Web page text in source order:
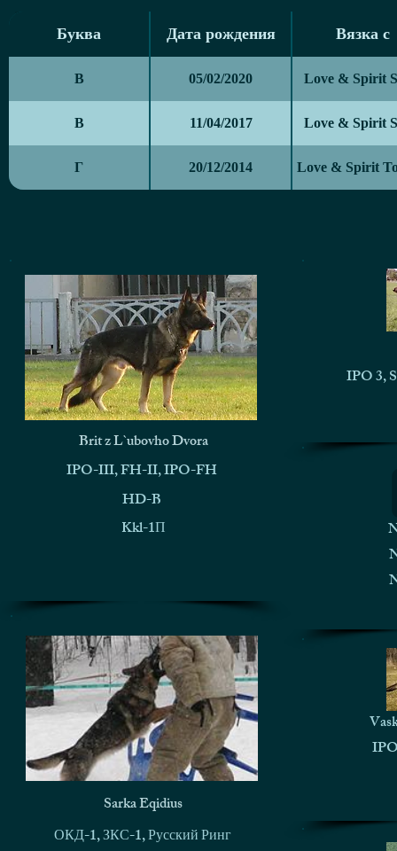
Буква Дата рождения Вязка с
Буква Дата рождения Вязка с
В 05/02/2020 Love & Spirit
В 11/04/2017 Love & Spirit
Г 20/12/2014 Love & Spirit
Brit z L`ubovho Dvora
IPO-III, FH-II, IPO-FH
HD-B
Kkl-1П
Sarka Eqidius
ОКД-1, ЗКС-1, Русский Ринг
IPO 3,